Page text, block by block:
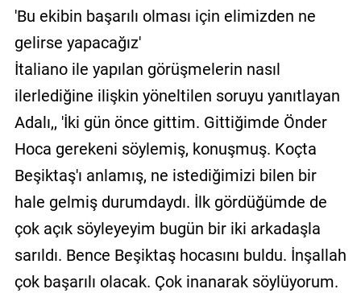
'Bu ekibin başarılı olması için elimizden ne
gelirse yapacağız'
İtaliano ile yapılan görüşmelerin nasıl
ilerlediğine ilişkin yöneltilen soruyu yanıtlayan
Adalı,, 'İki gün önce gittim. Gittiğimde Önder
Hoca gerekeni söylemiş, konuşmuş. Koçta
Beşiktaş'ı anlamış, ne istediğimizi bilen bir
hale gelmiş durumdaydı. İlk gördüğümde de
çok açık söyleyeyim bugün bir iki arkadaşla
sarıldı. Bence Beşiktaş hocasını buldu. İnşallah
çok başarılı olacak. Çok inanarak söylüyorum.